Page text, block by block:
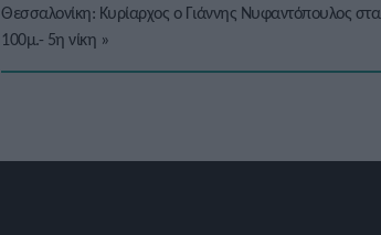
Θεσσαλονίκη: Κυρίαρχος ο Γιάννης Νυφαντόπουλος στα
100μ.- 5η νίκη »